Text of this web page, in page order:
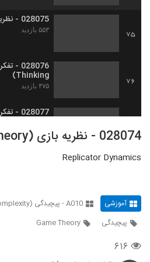
75
028075 - نظریه بازی (Game Theory)
۵۵۳ بازدید
76
Thinking)
۴۷۵ بازدید
۶۰۷ بازدید
79
۵۰۵ بازدید
028074 - نظریه بازی (Game Theory)
Replicator Dynamics
آموزشی A010 - پیچیدگی (Complexity)
پیچیدگی
Game Theory
۶۱۶